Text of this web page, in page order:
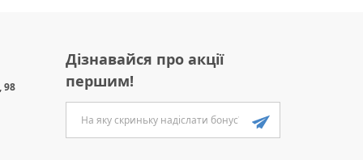
98
Дізнавайся про акції
першим!